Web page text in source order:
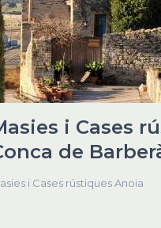
i Cases
de
i Cases rústiques Anoia